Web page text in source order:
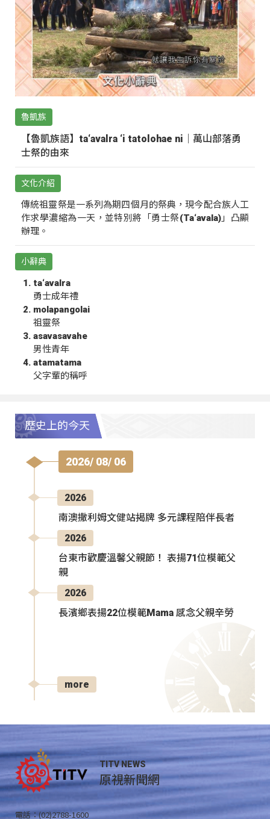
魯凱族
【魯凱族語】ta‘avalra ‘i tatolohae ni｜萬山部落勇
士祭的由來
文化介紹
傳統祖靈祭是一系列為期四個月的祭典，現今配合族人工
作求學濃縮為一天，並特別將「勇士祭(Ta‘avala)」凸顯
辦理。
小辭典
ta‘avalra
勇士成年禮
molapangolai
祖靈祭
asavasavahe
男性青年
atamatama
父字輩的稱呼
歷史上的今天
2026/ 08/ 06
2026
南澳撒利姆文健站揭牌 多元課程陪伴長者
2026
台東市歡慶溫馨父親節！ 表揚71位模範父
親
2026
長濱鄉表揚22位模範Mama 感念父親辛勞
more
TITV NEWS
原視新聞網
電話：(02)2788-1600